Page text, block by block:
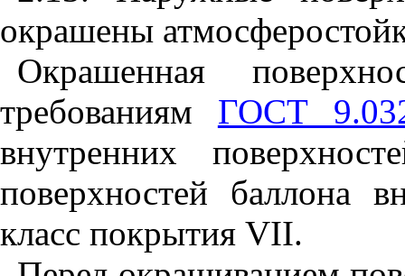
окрашены
Окрашенная
требованиям ГОСТ
внутренних
поверхностей баллона
класс покрытия VII.